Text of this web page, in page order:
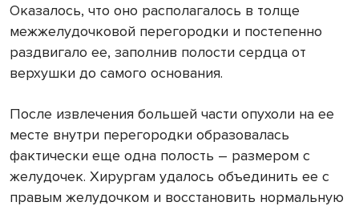
Оказалось, что оно располагалось в толще
межжелудочковой перегородки и постепенно
раздвигало ее, заполнив полости сердца от
верхушки до самого основания.
После извлечения большей части опухоли на ее
месте внутри перегородки образовалась
фактически еще одна полость – размером с
желудочек. Хирургам удалось объединить ее с
правым желудочком и восстановить нормальную